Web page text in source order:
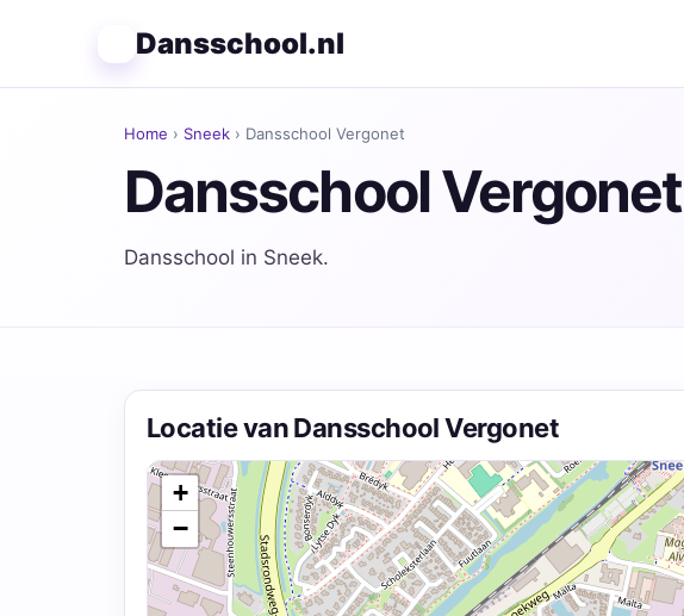
Dansschool.nl
Home › Sneek › Dansschool Vergonet
Dansschool Vergonet
Dansschool in Sneek.
Locatie van Dansschool Vergonet
+
−